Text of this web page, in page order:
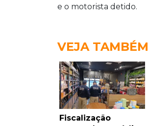
e o motorista detido.
VEJA TAMBÉM
Fiscalização